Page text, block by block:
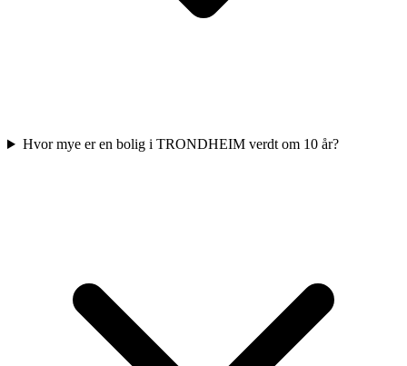
Hvor mye er en bolig i TRONDHEIM verdt om 10 år?